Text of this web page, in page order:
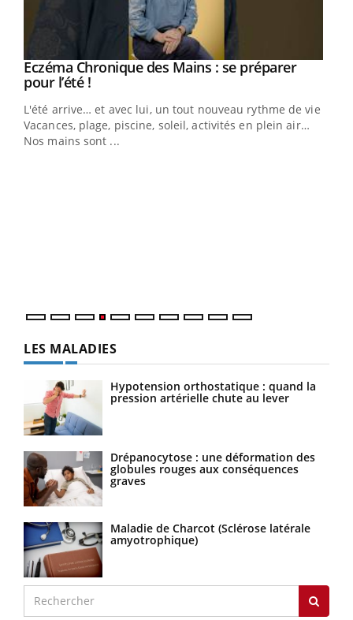
Youtube
Eczéma Chronique des Mains : se préparer
pour l’été !Youtube
L'été arrive… et avec lui, un tout nouveau rythme de vie !
Vacances, plage, piscine, soleil, activités en plein air…
Nos mains sont ...
LES MALADIES
Hypotension orthostatique : quand la
pression artérielle chute au lever
Drépanocytose : une déformation des
globules rouges aux conséquences
graves
Maladie de Charcot (Sclérose latérale
amyotrophique)